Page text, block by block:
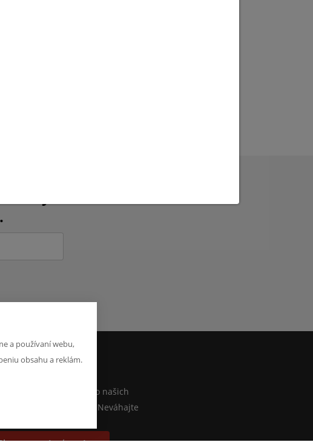
nám niečo povedať o našich
alebo e-shope? Neváhajte
napísať správu
a používaní webu,
obsahu a reklám.